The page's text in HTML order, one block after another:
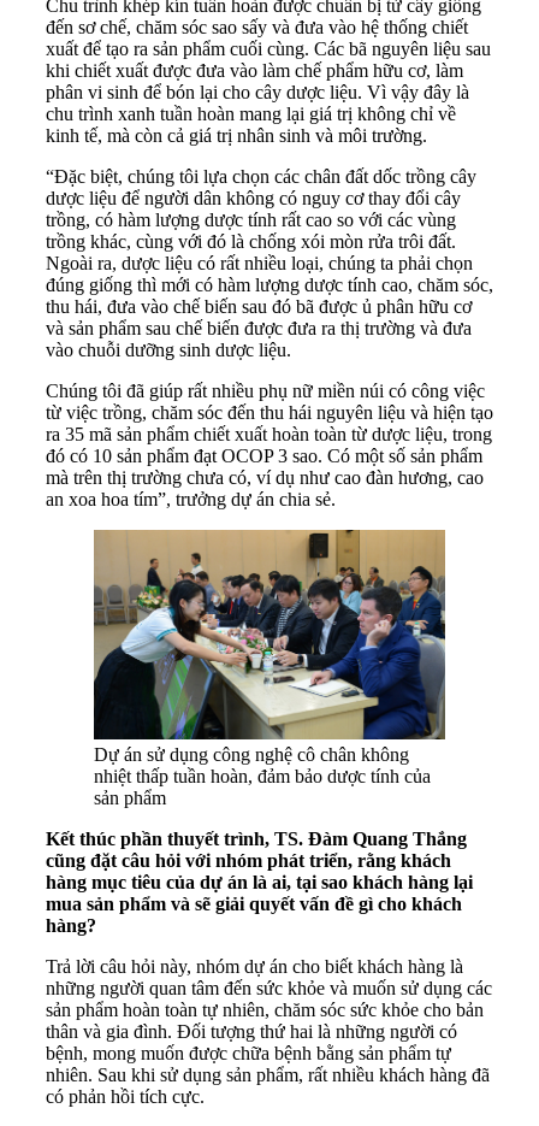
Chu trình khép kín tuần hoàn được chuẩn bị từ cây giống
đến sơ chế, chăm sóc sao sấy và đưa vào hệ thống chiết
xuất để tạo ra sản phẩm cuối cùng. Các bã nguyên liệu sau
khi chiết xuất được đưa vào làm chế phẩm hữu cơ, làm
phân vi sinh để bón lại cho cây dược liệu. Vì vậy đây là
chu trình xanh tuần hoàn mang lại giá trị không chỉ về
kinh tế, mà còn cả giá trị nhân sinh và môi trường.
“Đặc biệt, chúng tôi lựa chọn các chân đất dốc trồng cây
dược liệu để người dân không có nguy cơ thay đổi cây
trồng, có hàm lượng dược tính rất cao so với các vùng
trồng khác, cùng với đó là chống xói mòn rửa trôi đất.
Ngoài ra, dược liệu có rất nhiều loại, chúng ta phải chọn
đúng giống thì mới có hàm lượng dược tính cao, chăm sóc,
thu hái, đưa vào chế biến sau đó bã được ủ phân hữu cơ
và sản phẩm sau chế biến được đưa ra thị trường và đưa
vào chuỗi dưỡng sinh dược liệu.
Chúng tôi đã giúp rất nhiều phụ nữ miền núi có công việc
từ việc trồng, chăm sóc đến thu hái nguyên liệu và hiện tạo
ra 35 mã sản phẩm chiết xuất hoàn toàn từ dược liệu, trong
đó có 10 sản phẩm đạt OCOP 3 sao. Có một số sản phẩm
mà trên thị trường chưa có, ví dụ như cao đàn hương, cao
an xoa hoa tím”, trưởng dự án chia sẻ.
Dự án sử dụng công nghệ cô chân không
nhiệt thấp tuần hoàn, đảm bảo dược tính của
sản phẩm
Kết thúc phần thuyết trình, TS. Đàm Quang Thắng
cũng đặt câu hỏi với nhóm phát triển, rằng khách
hàng mục tiêu của dự án là ai, tại sao khách hàng lại
mua sản phẩm và sẽ giải quyết vấn đề gì cho khách
hàng?
Trả lời câu hỏi này, nhóm dự án cho biết khách hàng là
những người quan tâm đến sức khỏe và muốn sử dụng các
sản phẩm hoàn toàn tự nhiên, chăm sóc sức khỏe cho bản
thân và gia đình. Đối tượng thứ hai là những người có
bệnh, mong muốn được chữa bệnh bằng sản phẩm tự
nhiên. Sau khi sử dụng sản phẩm, rất nhiều khách hàng đã
có phản hồi tích cực.